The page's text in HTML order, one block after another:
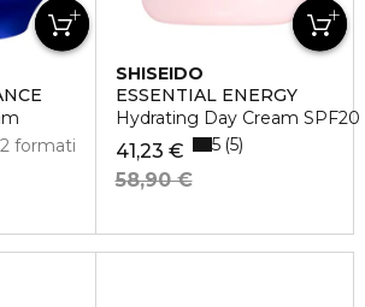
2 formati
SHISEIDO
ESSENTIAL ENERGY
Hydrating Day Cream SPF20
41,23 €
58,90 €
5 5